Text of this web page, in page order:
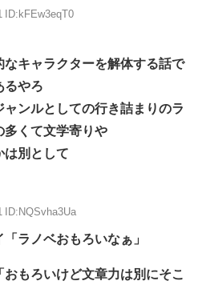
ID:kFEw3eqT0
キャラクターを解体する話で
るやろ
ンルとしての行き詰まりのラ
多くて文学寄りや
は別として
ID:NQSvha3Ua
ラノベおもろいなぁ」
もろいけど文章力は別にそこ